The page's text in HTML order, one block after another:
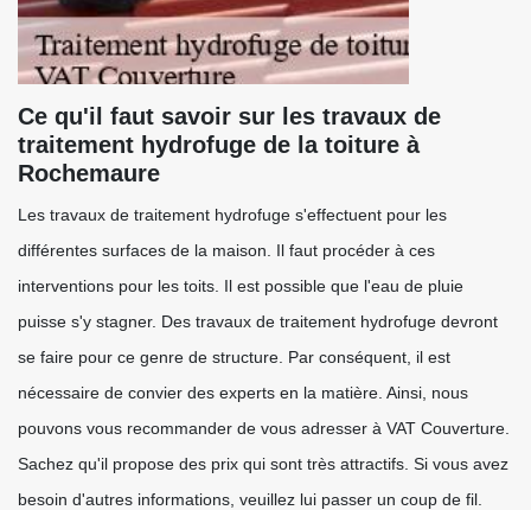
Ce qu'il faut savoir sur les travaux de
traitement hydrofuge de la toiture à
Rochemaure
Les travaux de traitement hydrofuge s'effectuent pour les
différentes surfaces de la maison. Il faut procéder à ces
interventions pour les toits. Il est possible que l'eau de pluie
puisse s'y stagner. Des travaux de traitement hydrofuge devront
se faire pour ce genre de structure. Par conséquent, il est
nécessaire de convier des experts en la matière. Ainsi, nous
pouvons vous recommander de vous adresser à VAT Couverture.
Sachez qu'il propose des prix qui sont très attractifs. Si vous avez
besoin d'autres informations, veuillez lui passer un coup de fil.